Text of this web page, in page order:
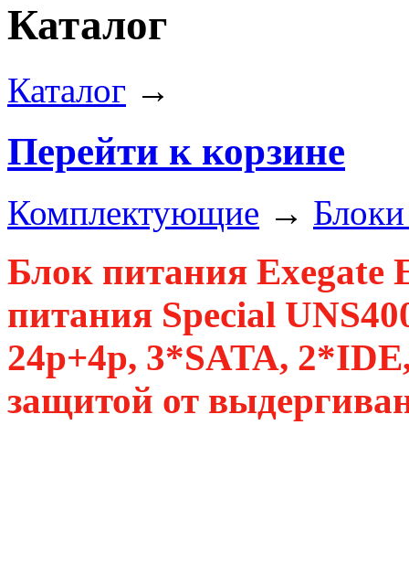
Каталог
Каталог →
Перейти к корзине
Комплектующие →
Блок питания Exegate
питания Special
24p+4p, 3*SATA,
защитой от